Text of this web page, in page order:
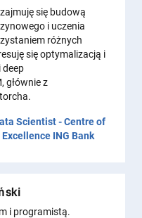
się budową
i uczenia
różnych
się optymalizacją i
deep
głównie z
Scientist - Centre of
ING Bank
i programistą.